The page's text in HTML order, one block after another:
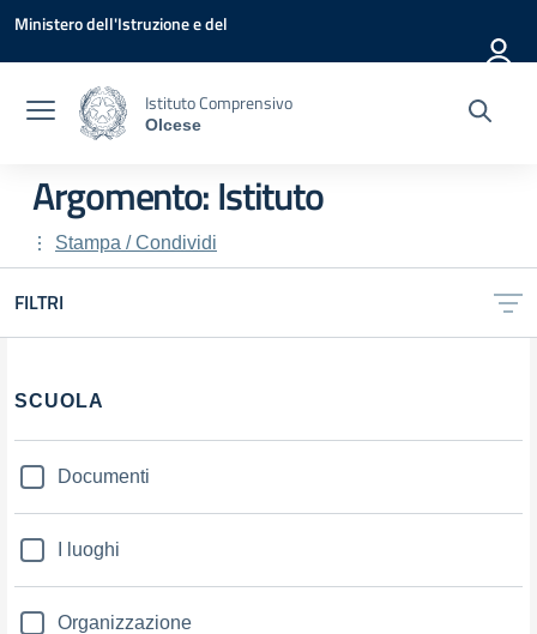
Ministero dell'Istruzione e del
Istituto Comprensivo
Olcese
Argomento: Istituto
Stampa / Condividi
FILTRI
SCUOLA
Documenti
I luoghi
Organizzazione